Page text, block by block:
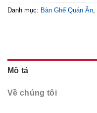
Danh mục: Bàn Ghế Quán Ăn
Mô tả
Về chúng tôi